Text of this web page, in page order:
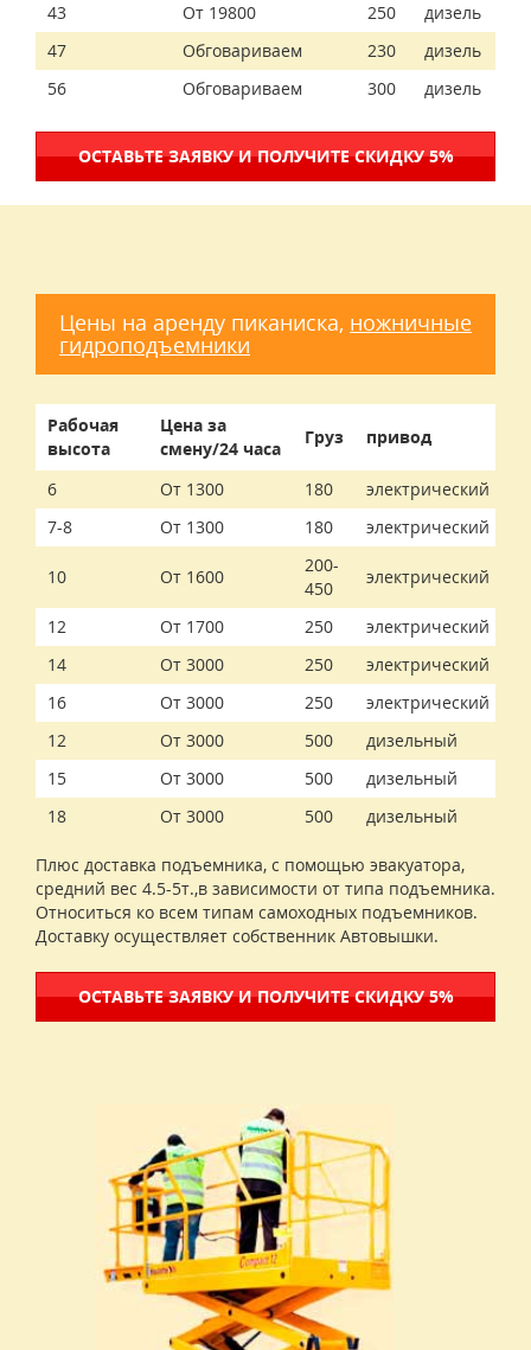
43
От 19800 250
дизель
47
Обговариваем 230
дизель
56
Обговариваем 300 дизель
ОСТАВЬТЕ ЗАЯВКУ И ПОЛУЧИТЕ СКИДКУ 5%
Цены на аренду пиканиска, ножничные
гидроподъемники
Рабочая
высота
Цена за
смену/24 часа
Груз привод
6 От 1300 180
электрический
7-8
От 1300 180 электрический
10 От 1600
200-
450
электрический
12 От 1700 250
электрический
14
От 3000 250
электрический
16
От 3000 250
электрический
12
От 3000 500
дизельный
15
От 3000 500
дизельный
18
От 3000 500 дизельный
Плюс доставка подъемника, с помощью эвакуатора,
средний вес 4.5-5т.,в зависимости от типа подъемника.
Относиться ко всем типам самоходных подъемников.
Доставку осуществляет собственник Автовышки.
ОСТАВЬТЕ ЗАЯВКУ И ПОЛУЧИТЕ СКИДКУ 5%